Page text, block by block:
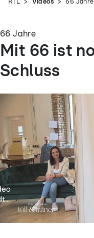
RTL Videos 66
66 Jahre
Mit 66 ist
Schluss